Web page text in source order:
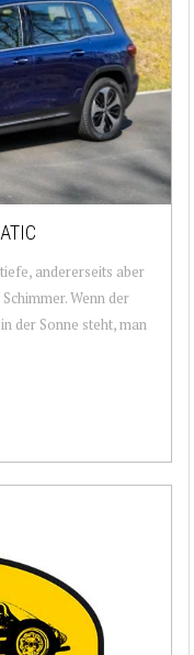
andererseits aber
Wenn der
der Sonne steht, man